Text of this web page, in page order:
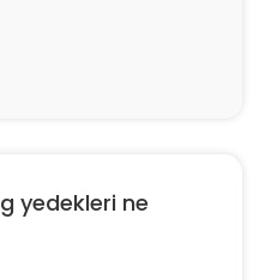
yedekleri ne